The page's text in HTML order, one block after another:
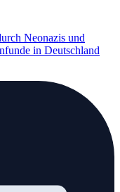
Neonazis und
in Deutschland